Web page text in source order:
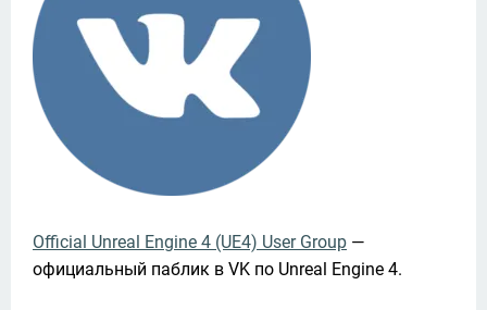
Official Unreal Engine 4 (UE4) User Group —
официальный паблик в VK по Unreal Engine 4.